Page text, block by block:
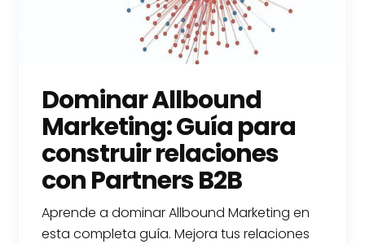
Dominar Allbound
Marketing: Guía para
construir relaciones
con Partners B2B
Aprende a dominar Allbound Marketing en
esta completa guía. Mejora tus relaciones